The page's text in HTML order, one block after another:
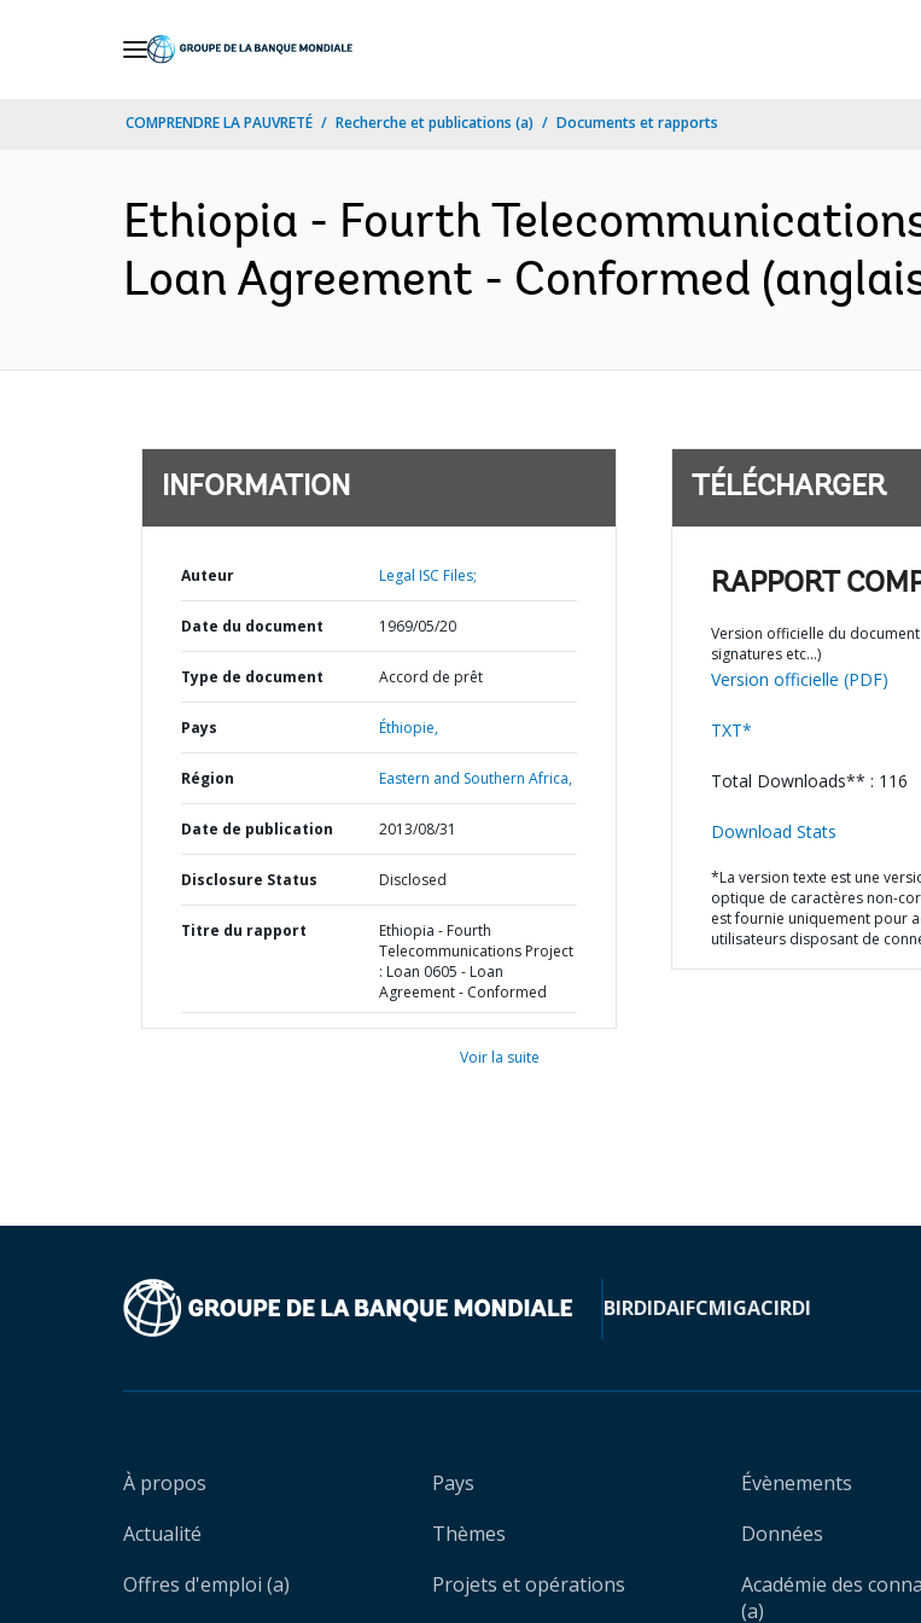
COMPRENDRE LA PAUVRETÉ Recherche et publications (a) Documents et rapports
Ethiopia - Fourth
Loan Agreement - Conformed
INFORMATION
Auteur Legal ISC Files;
Date du document 1969/05/20
Type de document Accord de prêt
Pays Éthiopie,
Région Eastern and Southern Africa,
Date de publication 2013/08/31
Disclosure Status Disclosed
Titre du rapport
Ethiopia - Fourth
Telecommunications Project
: Loan 0605 - Loan
Agreement - Conformed
Voir la suite
TÉLÉCHARGER
RAPPORT
Version officielle du
signatures etc…)
Version officielle (PDF)
TXT*
Total Downloads** : 116
Download Stats
*La version texte est une
optique de caractères non-
est fournie uniquement pour
utilisateurs disposant de
BIRDIDAIFCMIGACIRDI
À propos
Actualité
Offres d'emploi (a)
Pays
Thèmes
Projets et opérations
Évènements
Données
Académie des
(a)